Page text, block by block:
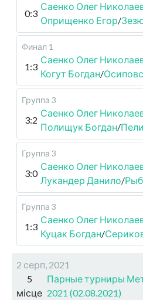
0:3
Саенко Олег
Оприщенко Егор/
Финал 1
1:3
Саенко Олег
Когут Богдан/
Группа 3
3:2
Саенко Олег
Полищук Богдан/
Группа 3
3:0
Саенко Олег
Лукандер Данило/
Группа 3
1:3
Саенко Олег
Куцак Богдан/
2 серп, 2021
5
місце
Парные турниры
2021 (02.08.2021)